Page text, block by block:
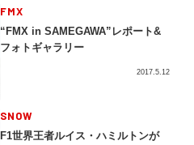
FMX
“FMX in SAMEGAWA”レポート&
フォトギャラリー
2017.5.12
SNOW
F1世界王者ルイス・ハミルトンが